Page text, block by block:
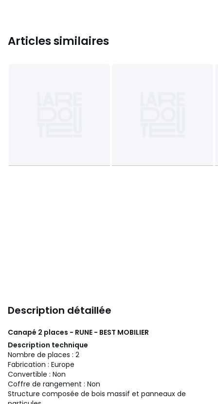
Articles similaires
Description détaillée
Canapé 2 places - RUNE - BEST MOBILIER
Description technique
Nombre de places : 2
Fabrication : Europe
Convertible : Non
Coffre de rangement : Non
Structure composée de bois massif et panneaux de